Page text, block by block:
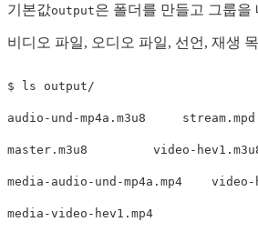
기본값output은 폴더를 만들고 그룹을
비디오 파일, 오디오 파일, 선언, 재생
$ ls output/
audio-und-mp4a.m3u8     stream.mpd
master.m3u8         video-
media-audio-und-mp4a.mp4    video-